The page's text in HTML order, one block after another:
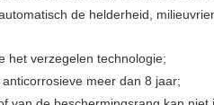
de helderheid,
het verzegelen technologie;
meer dan 8 jaar;